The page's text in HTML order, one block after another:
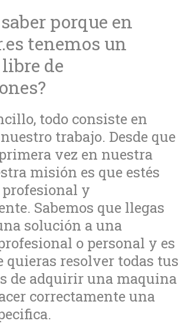
porque en
tenemos un
de
todo consiste en
trabajo. Desde que
vez en nuestra
misión es que estés
y
Sabemos que llegas
solución a una
o personal y es
quieras resolver todas tus
de adquirir una maquina
correctamente una